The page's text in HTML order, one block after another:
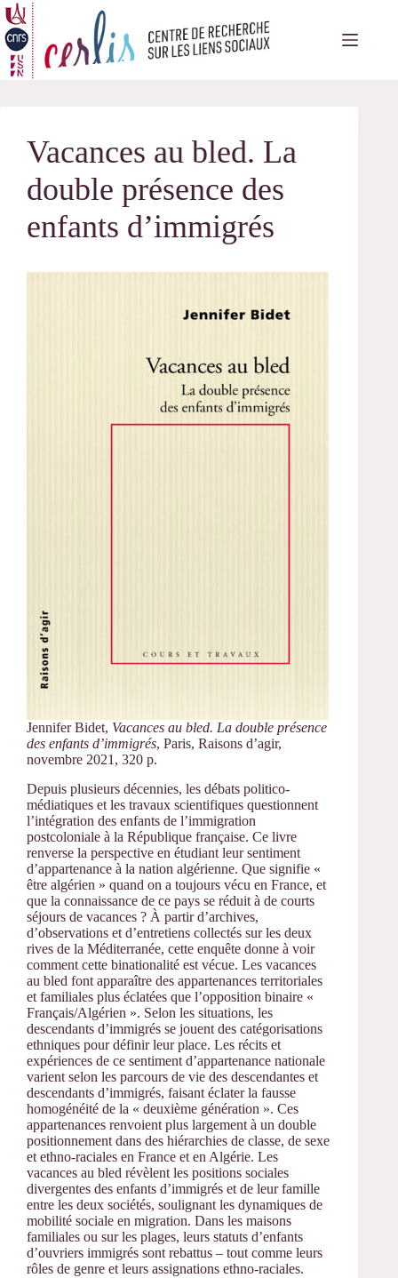
Passer
au
contenu
Vacances au bled. La
double présence des
enfants d’immigrés
Jennifer Bidet, Vacances au bled. La double présence
des enfants d’immigrés, Paris, Raisons d’agir,
novembre 2021, 320 p.
Depuis plusieurs décennies, les débats politico-
médiatiques et les travaux scientifiques questionnent
l’intégration des enfants de l’immigration
postcoloniale à la République française. Ce livre
renverse la perspective en étudiant leur sentiment
d’appartenance à la nation algérienne. Que signifie «
être algérien » quand on a toujours vécu en France, et
que la connaissance de ce pays se réduit à de courts
séjours de vacances ? À partir d’archives,
d’observations et d’entretiens collectés sur les deux
rives de la Méditerranée, cette enquête donne à voir
comment cette binationalité est vécue. Les vacances
au bled font apparaître des appartenances territoriales
et familiales plus éclatées que l’opposition binaire «
Français/Algérien ». Selon les situations, les
descendants d’immigrés se jouent des catégorisations
ethniques pour définir leur place. Les récits et
expériences de ce sentiment d’appartenance nationale
varient selon les parcours de vie des descendantes et
descendants d’immigrés, faisant éclater la fausse
homogénéité de la « deuxième génération ». Ces
appartenances renvoient plus largement à un double
positionnement dans des hiérarchies de classe, de sexe
et ethno-raciales en France et en Algérie. Les
vacances au bled révèlent les positions sociales
divergentes des enfants d’immigrés et de leur famille
entre les deux sociétés, soulignant les dynamiques de
mobilité sociale en migration. Dans les maisons
familiales ou sur les plages, leurs statuts d’enfants
d’ouvriers immigrés sont rebattus – tout comme leurs
rôles de genre et leurs assignations ethno-raciales.